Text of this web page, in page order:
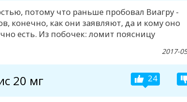
потому что раньше пробовал Виагру -
конечно, как они заявляют, да и кому оно
есть. Из побочек: ломит поясницу
2017-
20 мг 24